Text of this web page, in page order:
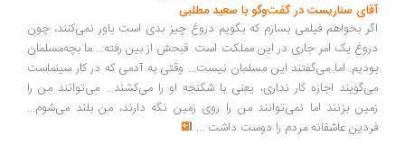
آقای سناریست در گفت‌وگو با سعید مطلبی
اگر بخواهم فیلمی بسازم که بگویم دروغ چیز بدی است باور نمی‌کنند، چون
دروغ یک امر جاری در این مملکت است. قبحش از بین رفته... ما بچه‌مسلمان
بودیم. اما می‌گفتند این مسلمان نیست... وقتی به آدمی که در کار سینماست
می‌گویند اجازه کار نداری، یعنی با شکنجه او را می‌کشند... می‌توانند من را
زمین بزنند اما نمی‌توانند من را روی زمین نگه دارند، من بلند می‌شوم...
فردین عاشقانه مردم را دوست داشت ...